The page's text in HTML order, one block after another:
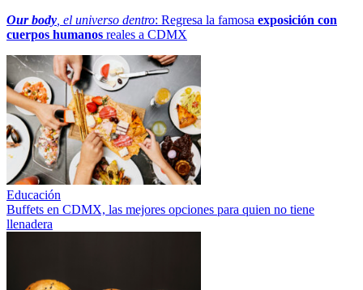
Our body , el universo dentro: Regresa la famosa exposición con
cuerpos humanos reales a CDMX
Educación
Buffets en CDMX, las mejores opciones para quien no tiene
llenadera